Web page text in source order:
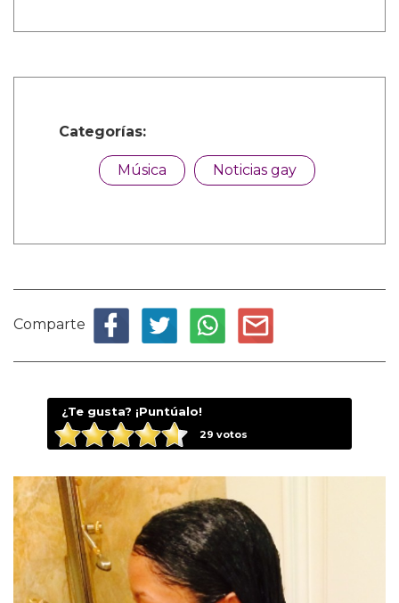
Categorías:
Música Noticias gay
Comparte
¿Te gusta? ¡Puntúalo!
29 votos